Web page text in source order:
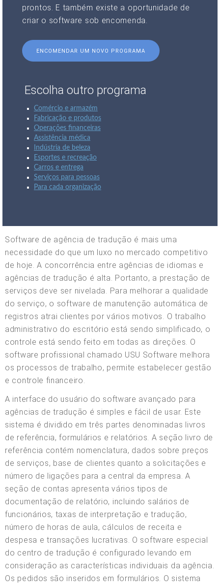
prontos. E também existe a oportunidade de
criar o software sob encomenda.
ENCOMENDAR UM NOVO PROGRAMA
Escolha outro programa
Comércio e armazém
Fabricação e produtos
Operações financeiras
Assistência médica
Indústria de beleza
Esportes e recreação
Carros e entrega
Serviços para pessoas
Para cada organização
Software de agência de tradução é mais uma
necessidade do que um luxo no mercado competitivo
de hoje. A concorrência entre agências de idiomas e
agências de tradução é alta. Portanto, a prestação de
serviços deve ser nivelada. Para melhorar a qualidade
do serviço, o software de manutenção automática de
registros atrai clientes por vários motivos. O trabalho
administrativo do escritório está sendo simplificado, o
controle está sendo feito em todas as direções. O
software profissional chamado USU Software melhora
os processos de trabalho, permite estabelecer gestão
e controle financeiro.
A interface do usuário do software avançado para
agências de tradução é simples e fácil de usar. Este
sistema é dividido em três partes denominadas livros
de referência, formulários e relatórios. A seção livro de
referência contém nomenclatura, dados sobre preços
de serviços, base de clientes quanto a solicitações e
número de ligações para a central da empresa. A
seção de contas apresenta vários tipos de
documentação de relatório, incluindo salários de
funcionários, taxas de interpretação e tradução,
número de horas de aula, cálculos de receita e
despesa e transações lucrativas. O software especial
do centro de tradução é configurado levando em
consideração as características individuais da agência.
Os pedidos são inseridos em formulários. O sistema